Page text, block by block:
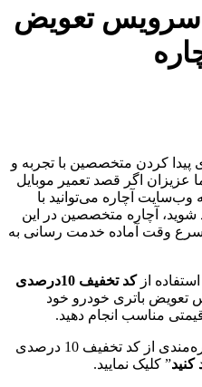
سرویس تعویض
کردن متخصصین با تجربه و
عزیزان اگر قصد تعمیر موبایل
وب‌سایت آچاره می‌توانید با
آچاره متخصصین در این
وقت آماده خدمت رسانی به
از
کد تخفیف 10درصدی
تعویض باتری خودرو خود
مناسب انجام دهید.
برای ورود به وب‌سایت آچاره و بهره‌مندی از کد تخفیف 10 درصدی
کنید” کلیک نمایید.